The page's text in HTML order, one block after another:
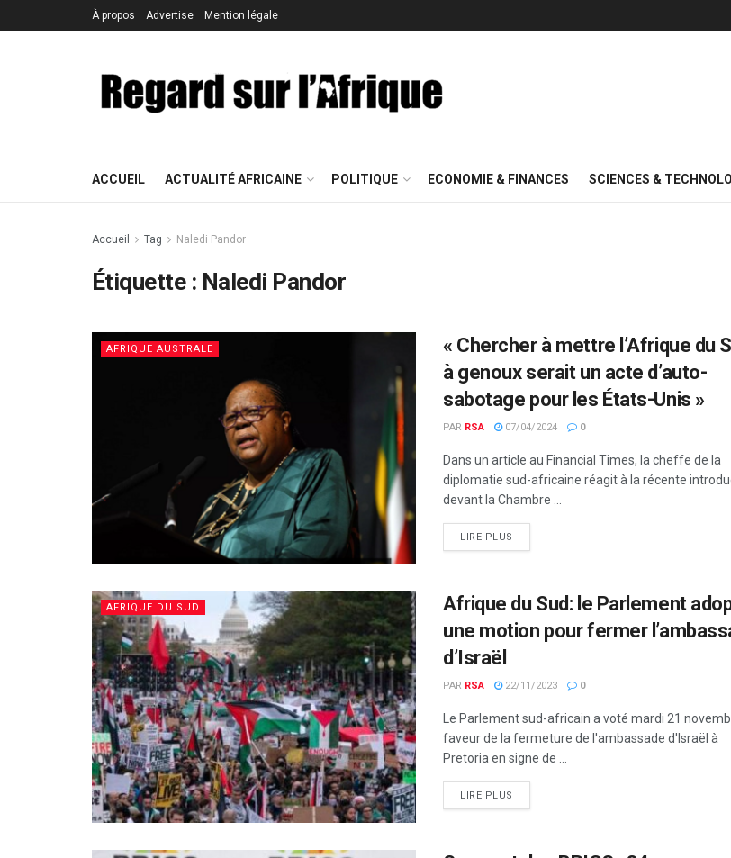
À propos Advertise Mention légale
ACCUEIL ACTUALITÉ AFRICAINE POLITIQUE ECONOMIE & FINANCES SCIENCES &
Accueil Tag Naledi Pandor
Étiquette : Naledi Pandor
AFRIQUE AUSTRALE
« Chercher à mettre l’Afrique du
à genoux serait un acte d’auto-
sabotage pour les États-Unis »
PAR RSA 07/04/2024 0
Dans un article au Financial Times, la cheffe de la
diplomatie sud-africaine réagit à la récente
devant la Chambre ...
LIRE PLUS
AFRIQUE DU SUD
Afrique du Sud: le Parlement
une motion pour fermer
d’Israël
PAR RSA 22/11/2023 0
Le Parlement sud-africain a voté mardi 21
faveur de la fermeture de l'ambassade d'Israël à
Pretoria en signe de ...
LIRE PLUS